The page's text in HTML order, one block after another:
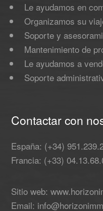
Le ayudamos en
Organizamos su
Soporte y
Mantenimiento de
Le ayudamos a
Soporte
Contactar con
España: (+34)
Francia: (+33)
Sitio web:
Email: